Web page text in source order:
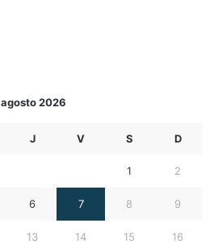
agosto 2026
J V S D
1 2
6 7 8 9
13 14 15 16